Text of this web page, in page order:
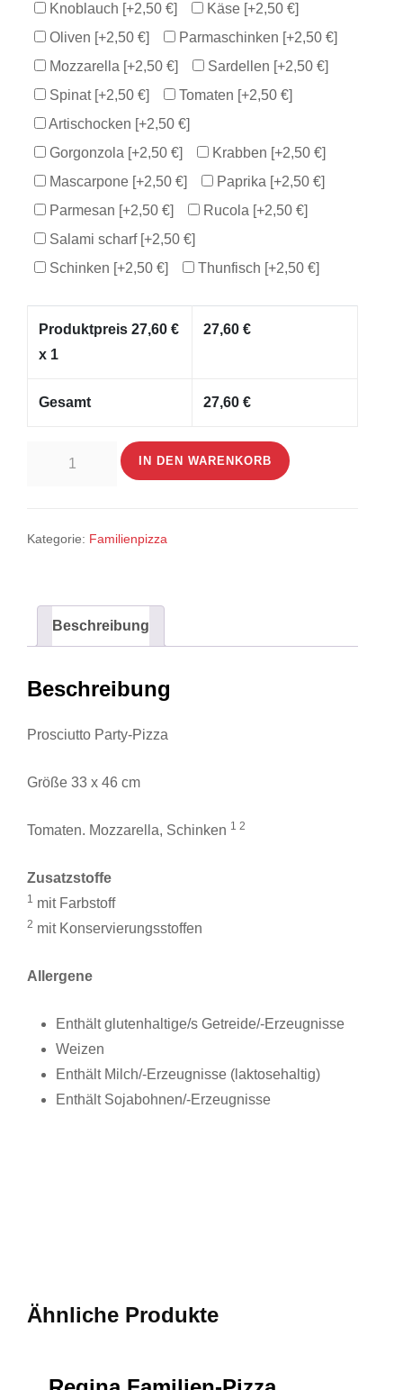
Knoblauch [+2,50 €] Käse [+2,50 €]
Oliven [+2,50 €] Parmaschinken [+2,50 €]
Mozzarella [+2,50 €] Sardellen [+2,50 €]
Spinat [+2,50 €] Tomaten [+2,50 €]
Artischocken [+2,50 €]
Gorgonzola [+2,50 €] Krabben [+2,50 €]
Mascarpone [+2,50 €] Paprika [+2,50 €]
Parmesan [+2,50 €] Rucola [+2,50 €]
Salami scharf [+2,50 €]
Schinken [+2,50 €] Thunfisch [+2,50 €]
Produktpreis 27,60 €
x 1
27,60 €
Gesamt 27,60 €
IN DEN WARENKORB
Kategorie: Familienpizza
Beschreibung
Beschreibung
Prosciutto Party-Pizza
Größe 33 x 46 cm
Tomaten. Mozzarella, Schinken 1 2
Zusatzstoffe
1 mit Farbstoff
2 mit Konservierungsstoffen
Allergene
Enthält glutenhaltige/s Getreide/-Erzeugnisse
Weizen
Enthält Milch/-Erzeugnisse (laktosehaltig)
Enthält Sojabohnen/-Erzeugnisse
Ähnliche Produkte